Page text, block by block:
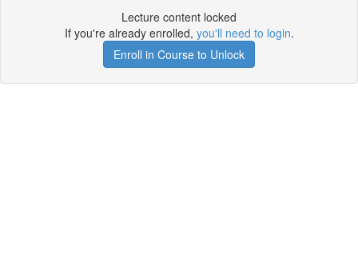
Lecture content locked
If you're already enrolled, you'll need to login.
Enroll in Course to Unlock